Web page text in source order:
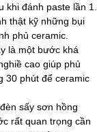
đánh paste lần 1.
thật kỹ những bụi
phủ ceramic.
là một bước khá
cao giúp phủ
30 phút để ceramic
sấy sơn hồng
rất quan trọng cần